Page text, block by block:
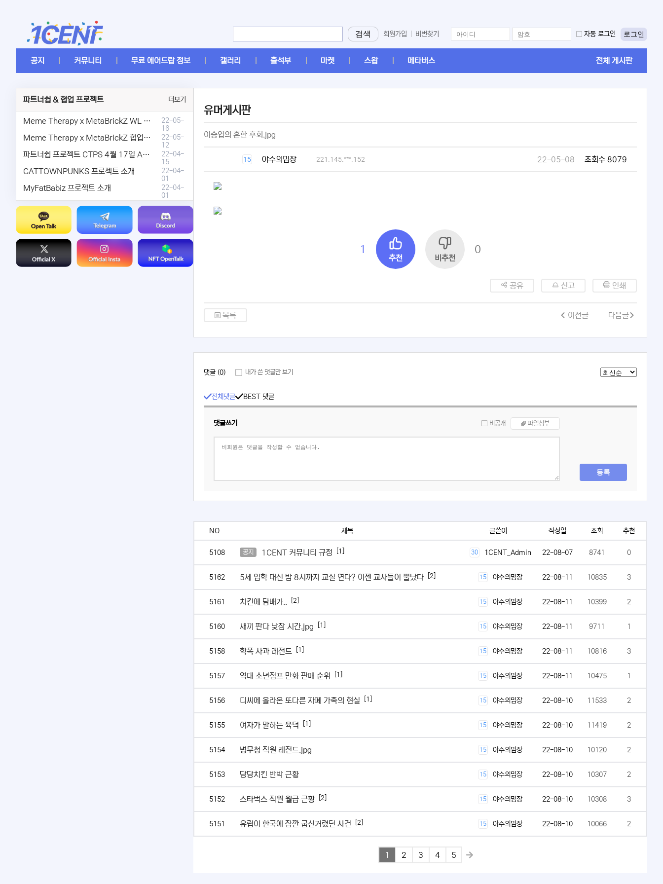
검색 회원가입 비번찾기 자동 로그인 로그인
공지 커뮤니티 무료 에어드랍 정보 갤러리 출석부 마켓 스왑 메타버스 전체 게시판
파트너쉽 & 협업 프로젝트 더보기
Meme Therapy x MetaBrickZ WL & AriDrop 이벤트 결과안내!
22-05-
16
Meme Therapy x MetaBrickZ 협업 & WL , AriDrop 이벤트 안내 [1]
22-05-
12
파트너쉽 프로젝트 CTPS 4월 17일 AMA안내.
22-04-
15
CATTOWNPUNKS 프로젝트 소개
22-04-
01
MyFatBabiz 프로젝트 소개
22-04-
01
유머게시판
이승엽의 흔한 후회.jpg
15 야수의밈장 221.145.***.152 22-05-08 조회수 8079
1
추천 비추천
0
공유 신고 인쇄
목록 이전글 다음글
댓글 (0) 내가 쓴 댓글만 보기
전체댓글 BEST 댓글
댓글쓰기 비공개 파일첨부
등록
NO 제목 글쓴이 작성일 조회 추천
5108 공지 1CENT 커뮤니티 규정 [1] 30 1CENT_Admin 22-08-07 8741 0
5162 5세 입학 대신 밤 8시까지 교실 연다? 이젠 교사들이 뿔났다 [2] 15 야수의밈장 22-08-11 10835 3
5161 치킨에 담배가.. [2] 15 야수의밈장 22-08-11 10399 2
5160 새끼 판다 낮잠 시간.jpg [1] 15 야수의밈장 22-08-11 9711 1
5158 학폭 사과 레전드 [1] 15 야수의밈장 22-08-11 10816 3
5157 역대 소년점프 만화 판매 순위 [1] 15 야수의밈장 22-08-11 10475 1
5156 디씨에 올라온 또다른 자폐 가족의 현실 [1] 15 야수의밈장 22-08-10 11533 2
5155 여자가 말하는 육덕 [1] 15 야수의밈장 22-08-10 11419 2
5154 병무청 직원 레전드.jpg 15 야수의밈장 22-08-10 10120 2
5153 당당치킨 반박 근황 15 야수의밈장 22-08-10 10307 2
5152 스타벅스 직원 월급 근황 [2] 15 야수의밈장 22-08-10 10308 3
5151 유럽이 한국에 잠깐 굽신거렸던 사건 [2] 15 야수의밈장 22-08-10 10066 2
1 2 3 4 5